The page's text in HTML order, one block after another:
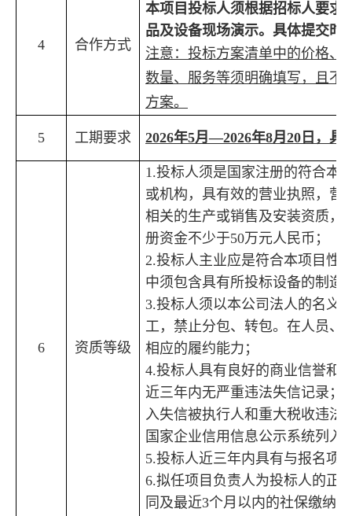
4 合作方式
本项目 投标人须根据招标人要求
品及设备现场演示。 具体提交时
注意：投标方案清单中的价格、
数量、服务等须明确填写，且不
方案。
5 工期要求 2026年5月—2026年8月 20 日 ， 具
6 资质等级
1.投标人须是国家注册的符合本
或机构， 具有效的营业执照，营
相关的生产或销售及安装资质，
册资金不少于50万元人民币；
2.投标人主业应是符合本项目性
中须包含具有所投标设备的制造
3.投标人须以本公司法人的名义
工，禁止分包、转包。在人员、
相应的履约能力；
4.投标人具有良好的商业信誉和
近三年内无严重违法失信记录 ；
入失信被执行人和重大税收违法
国家企业信用信息公示系统列入
5.投标人近三年内具有与报名项
6.拟任项目 负责人为投标人的正
同及最近3个月以内的社保缴纳